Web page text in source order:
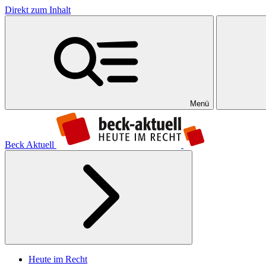
Direkt zum Inhalt
Menü
Beck Aktuell
Heute im Recht